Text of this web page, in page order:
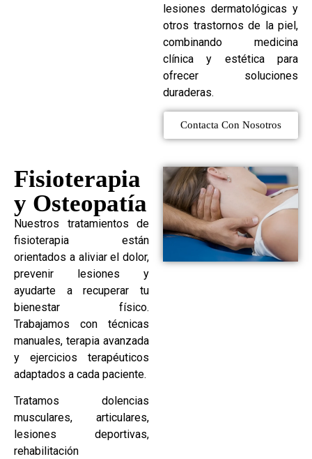
lesiones dermatológicas y
otros trastornos de la piel,
combinando medicina
clínica y estética para
ofrecer soluciones
duraderas.
Contacta Con Nosotros
Fisioterapia
y Osteopatía
Nuestros tratamientos de
fisioterapia están
orientados a aliviar el dolor,
prevenir lesiones y
ayudarte a recuperar tu
bienestar físico.
Trabajamos con técnicas
manuales, terapia avanzada
y ejercicios terapéuticos
adaptados a cada paciente.
Tratamos dolencias
musculares, articulares,
lesiones deportivas,
rehabilitación